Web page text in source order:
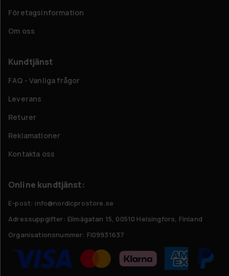
Företagsinformation
Om oss
Kundtjänst
FAQ - Vanliga frågor
Leverans
Returer
Reklamationer
Kontakta oss
Online kundtjänst:
E-post: info@nordicprostore.se
Adressuppgifter: Elimägatan 15, 00510 Helsingfors, Finland
Organisationsnummer: FI09931637